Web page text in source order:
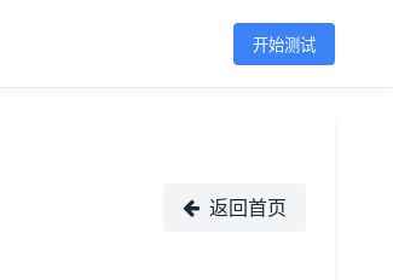
开始测试
返回首页